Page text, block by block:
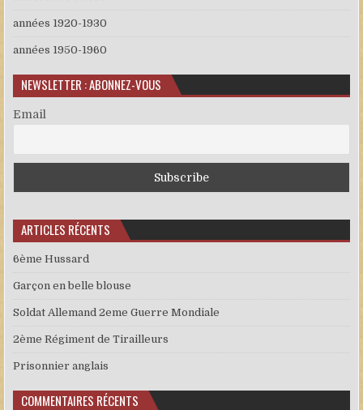
années 1920-1930
années 1950-1960
NEWSLETTER : ABONNEZ-VOUS
Email
ARTICLES RÉCENTS
6ème Hussard
Garçon en belle blouse
Soldat Allemand 2eme Guerre Mondiale
2ème Régiment de Tirailleurs
Prisonnier anglais
COMMENTAIRES RÉCENTS